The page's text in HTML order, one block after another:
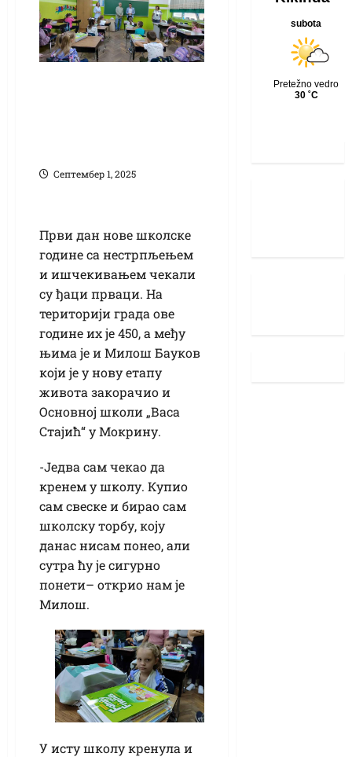
Септембер 1, 2025
Први дан нове школске
године са нестрпљењем
и ишчекивањем чекали
су ђаци прваци. На
територији града ове
године их је 450, а међу
њима је и Милош Бауков
који је у нову етапу
живота закорачио и
Основној школи „Васа
Стајић“ у Мокрину.
-Једва сам чекао да
кренем у школу. Купио
сам свеске и бирао сам
школску торбу, коју
данас нисам понео, али
сутра ћу је сигурно
понети– открио нам је
Милош.
У исту школу кренула и